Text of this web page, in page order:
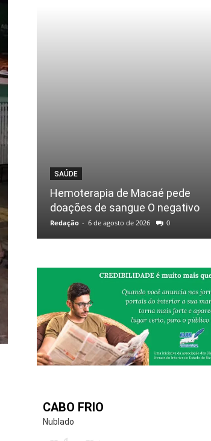
SAÚDE
Hemoterapia de Macaé pede
doações de sangue O negativo
Redação - 6 de agosto de 2026 0
CABO FRIO
Nublado